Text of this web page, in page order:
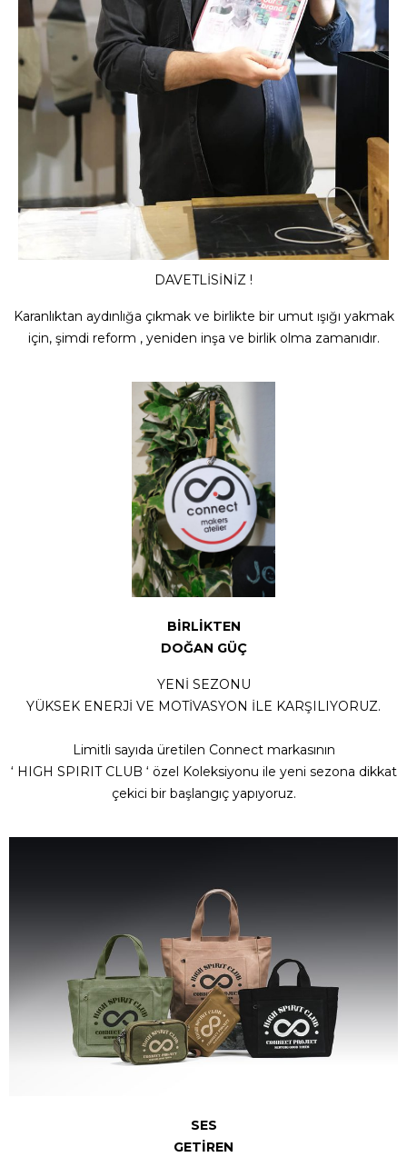
DAVETLİSİNİZ !
Karanlıktan aydınlığa çıkmak ve birlikte bir umut ışığı yakmak
için, şimdi reform , yeniden inşa ve birlik olma zamanıdır.
BİRLİKTEN
DOĞAN GÜÇ
YENİ SEZONU
YÜKSEK ENERJİ VE MOTİVASYON İLE KARŞILIYORUZ.
Limitli sayıda üretilen Connect markasının
‘ HIGH SPIRIT CLUB ‘ özel Koleksiyonu ile yeni sezona dikkat
çekici bir başlangıç yapıyoruz.
SES
GETİREN